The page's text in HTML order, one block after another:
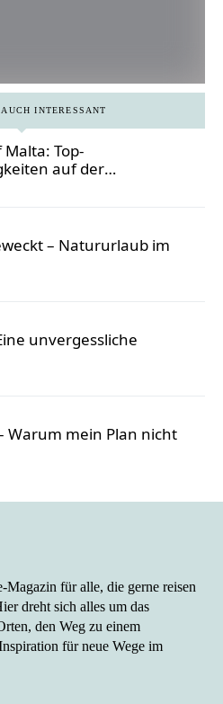
erste
INTERESSANT
Top-
auf der
– Natururlaub im
unvergessliche
Warum mein Plan nicht
für alle, die gerne reisen
dreht sich alles um das
den Weg zu einem
für neue Wege im